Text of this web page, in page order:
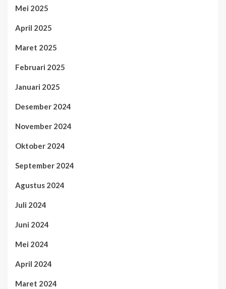
Mei 2025
April 2025
Maret 2025
Februari 2025
Januari 2025
Desember 2024
November 2024
Oktober 2024
September 2024
Agustus 2024
Juli 2024
Juni 2024
Mei 2024
April 2024
Maret 2024